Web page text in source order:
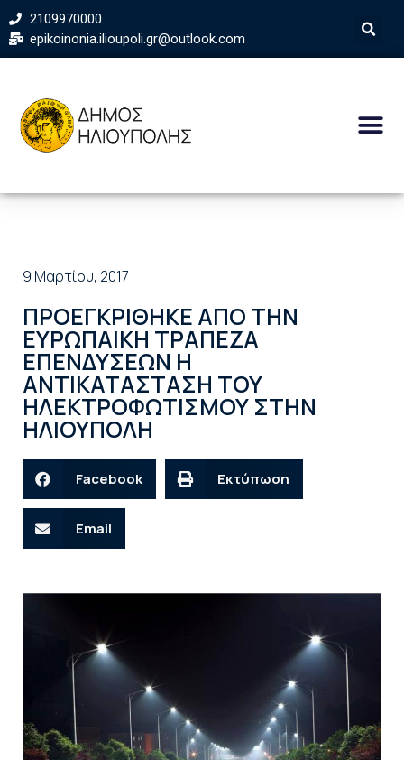
2109970000
epikoinonia.ilioupoli.gr@outlook.com
9 Μαρτίου, 2017
ΠΡΟΕΓΚΡΙΘΗΚΕ ΑΠΟ ΤΗΝ
ΕΥΡΩΠΑΙΚΗ ΤΡΑΠΕΖΑ
ΕΠΕΝΔΥΣΕΩΝ Η
ΑΝΤΙΚΑΤΑΣΤΑΣΗ ΤΟΥ
ΗΛΕΚΤΡΟΦΩΤΙΣΜΟΥ ΣΤΗΝ
ΗΛΙΟΥΠΟΛΗ
Facebook Εκτύπωση
Email